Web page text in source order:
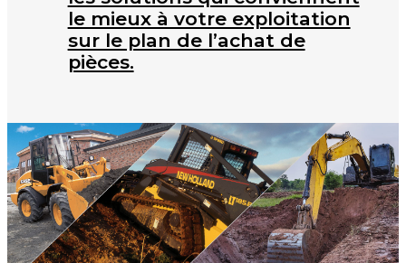
le mieux à votre exploitation
sur le plan de l’achat de
pièces.